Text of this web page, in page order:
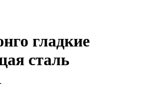
гладкие
сталь